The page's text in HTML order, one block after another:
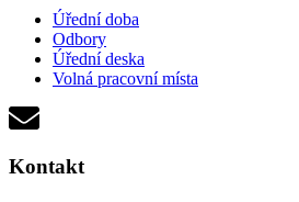
Úřední doba
Odbory
Úřední deska
Volná pracovní místa
Kontakt